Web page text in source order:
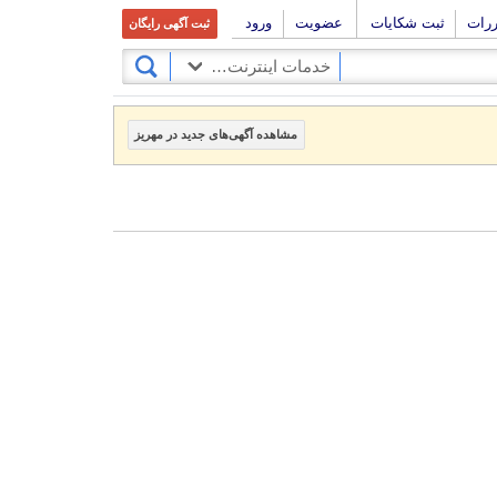
ثبت شکایات عضویت ورود ثبت آگهی رایگان
خدمات اینترنت، کافی نت
مشاهده آگهی‌های جدید در مهریز